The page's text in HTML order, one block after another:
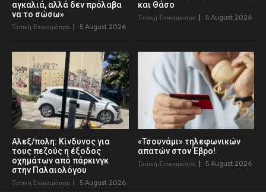
αγκαλιά, αλλά δεν πρόλαβα
να το σώσω»
Τοπική Επικαιρότητα 5 August 2026
και Θάσο
Τοπική Επικαιρότητα 5 August 2026
Αλεξ/πολη: Κίνδυνος για
τους πεζούς η έξοδος
οχημάτων από πάρκινγκ
στην Παλαιολόγου
Τοπική Επικαιρότητα 5 August 2026
«Τσουνάμι» τηλεφωνικών
απατών στον Έβρο!
Τοπική Επικαιρότητα 5 August 2026